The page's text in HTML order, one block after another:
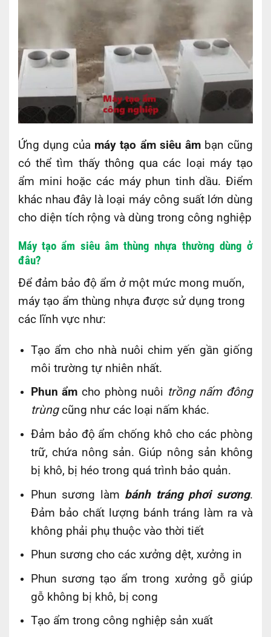
Ứng dụng của máy tạo ẩm siêu âmbạn cũng
có thể tìm thấy thông qua các loại máy tạo
ẩm mini hoặc các máy phun tinh dầu. Điểm
khác nhau đây là loại máy công suất lớn dùng
cho diện tích rộng và dùng trong công nghiệp
Máy tạo ẩm siêu âm thùng nhựa thường dùng ở
đâu?
Để đảm bảo độ ẩm ở một mức mong muốn,
máy tạo ẩm thùng nhựa được sử dụng trong
các lĩnh vực như:
Tạo ẩm cho nhà nuôi chim yến gần giống
môi trường tự nhiên nhất.
Phun ẩm cho phòng nuôi trồng nấm đông
trùngcũng như các loại nấm khác.
Đảm bảo độ ẩm chống khô cho các phòng
trữ, chứa nông sản. Giúp nông sản không
bị khô, bị héo trong quá trình bảo quản.
Phun sương làm bánh tráng phơi sương.
Đảm bảo chất lượng bánh tráng làm ra và
không phải phụ thuộc vào thời tiết
Phun sương cho các xưởng dệt, xưởng in
Phun sương tạo ẩm trong xưởng gỗ giúp
gỗ không bị khô, bị cong
Tạo ẩm trong công nghiệp sản xuất